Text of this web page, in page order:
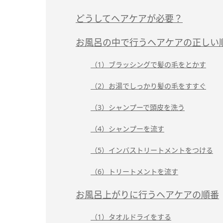
どうしてヘアケアが必要？
お風呂の中で行うヘアケアの正しい
（1）ブラッシングで髪の毛をとかす
（2）お湯でしっかり髪の毛をすすぐ
（3）シャンプーで頭皮を洗う
（4）シャンプーを流す
（5）インバストリートメントをつける
（6）トリートメントを流す
お風呂上がりに行うヘアケアの順番
（1）タオルドライをする